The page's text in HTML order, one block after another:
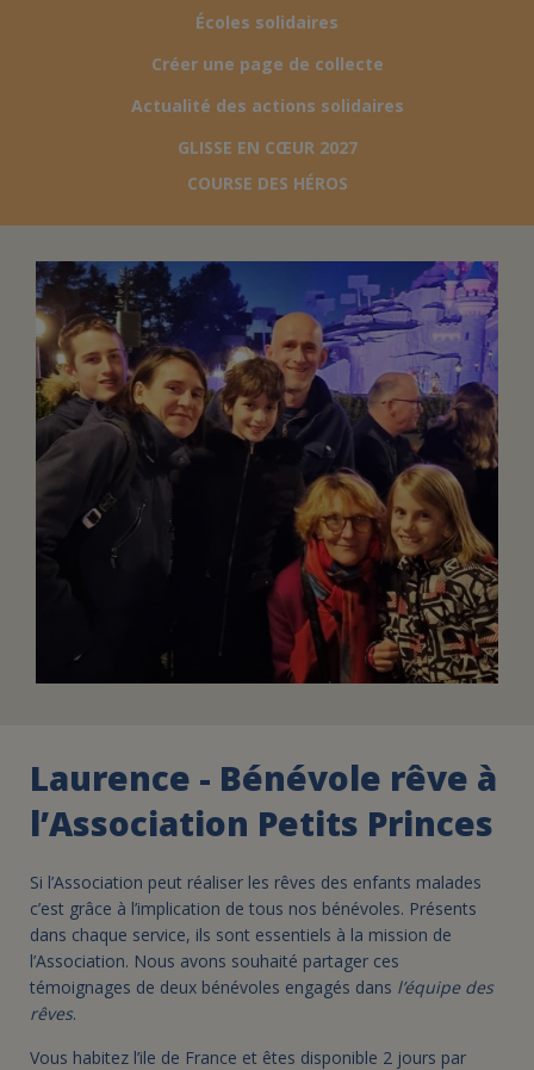
FAIRE UN DON
ESPACE PRESSE
JE DEVIENS
BÉNÉVOLE
DEVENIR
UN PETIT PRINCE
Écoles solidaires
Créer une page de collecte
Actualité des actions solidaires
GLISSE EN CŒUR 2027
COURSE DES HÉROS
Laurence - Bénévole rêve à
l’Association Petits Princes
Si l’Association peut réaliser les rêves des enfants malades
c’est grâce à l’implication de tous nos bénévoles. Présents
dans chaque service, ils sont essentiels à la mission de
l’Association. Nous avons souhaité partager ces
témoignages de deux bénévoles engagés dans l’équipe des
rêves.
Vous habitez l’ile de France et êtes disponible 2 jours par